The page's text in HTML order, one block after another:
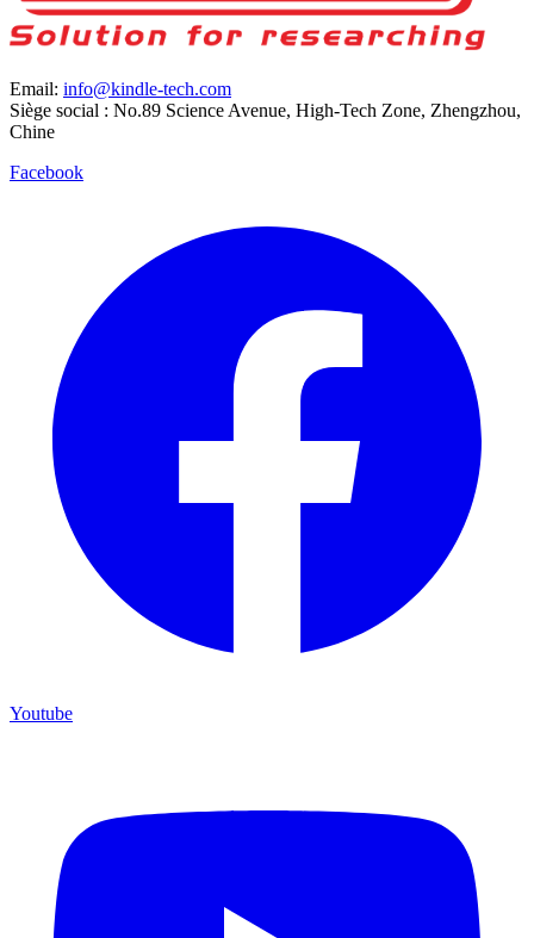
Email: info@kindle-tech.com
Siège social : No.89 Science Avenue, High-Tech Zone, Zhengzhou,
Chine
Facebook
Youtube